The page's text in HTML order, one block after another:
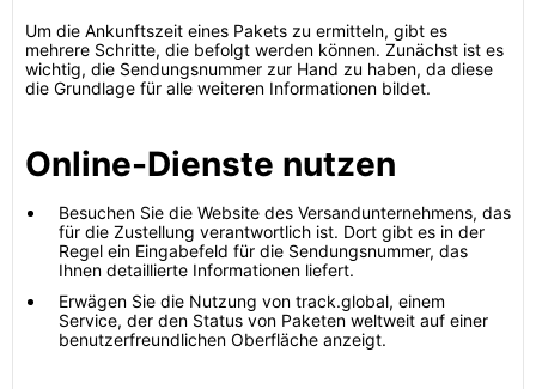
Um die Ankunftszeit eines Pakets zu ermitteln, gibt es
mehrere Schritte, die befolgt werden können. Zunächst ist es
wichtig, die Sendungsnummer zur Hand zu haben, da diese
die Grundlage für alle weiteren Informationen bildet.
Online-Dienste nutzen
Besuchen Sie die Website des Versandunternehmens, das
für die Zustellung verantwortlich ist. Dort gibt es in der
Regel ein Eingabefeld für die Sendungsnummer, das
Ihnen detaillierte Informationen liefert.
Erwägen Sie die Nutzung von track.global, einem
Service, der den Status von Paketen weltweit auf einer
benutzerfreundlichen Oberfläche anzeigt.